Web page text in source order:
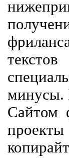
минусы.
Сайтом